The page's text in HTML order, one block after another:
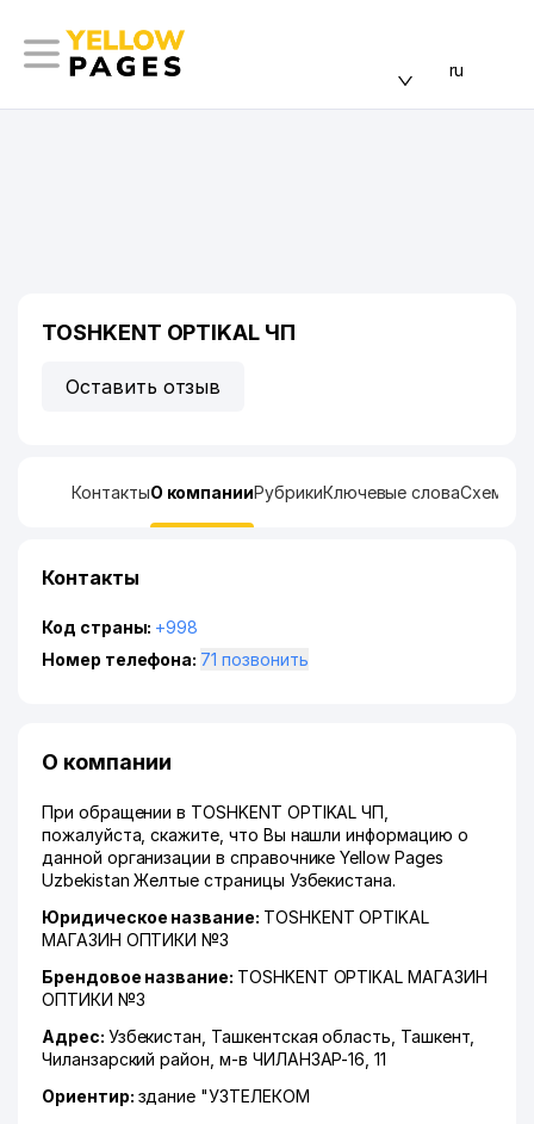
ru
TOSHKENT OPTIKAL ЧП
Оставить отзыв
КонтактыО компанииРубрикиКлючевые словаСхема
Контакты
Код страны: +998
Номер телефона:
71 позвонить
О компании
При обращении в TOSHKENT OPTIKAL ЧП,
пожалуйста, скажите, что Вы нашли информацию о
данной организации в справочнике Yellow Pages
Uzbekistan Желтые страницы Узбекистана.
Юридическое название: TOSHKENT OPTIKAL
МАГАЗИН ОПТИКИ №3
Брендовое название: TOSHKENT OPTIKAL МАГАЗИН
ОПТИКИ №3
Адрес: Узбекистан, Ташкентская область Ташкент,
Чиланзарский район ,м-в ЧИЛАНЗАР-16 , 11
Ориентир: здание "УЗТЕЛЕКОМ